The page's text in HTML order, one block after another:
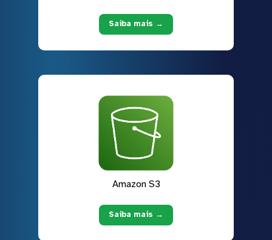
Saiba mais →
Amazon S3
Saiba mais →